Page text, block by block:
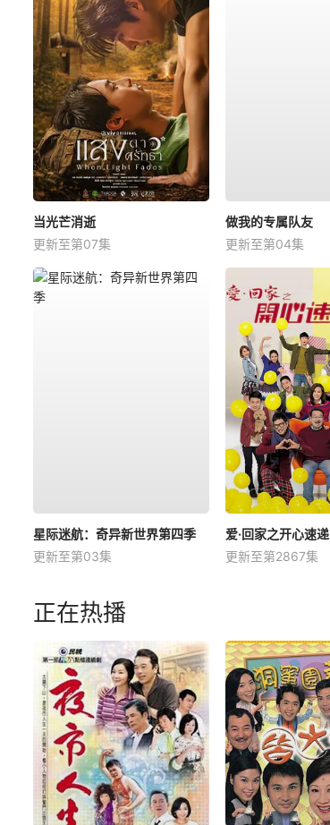
当光芒消逝
更新至第07集
做我的专属队友
更新至第04集
星际迷航：奇异新世界第四季
更新至第03集
爱·回家之开心速递
更新至第2867集
正在热播